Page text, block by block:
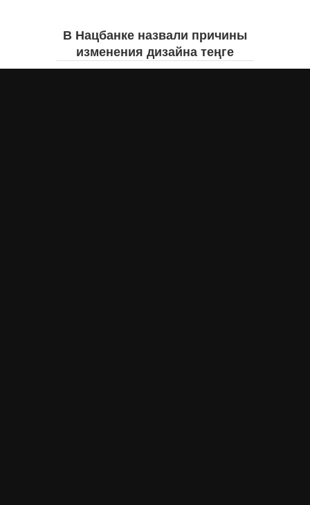
В Нацбанке назвали причины
изменения дизайна теңге